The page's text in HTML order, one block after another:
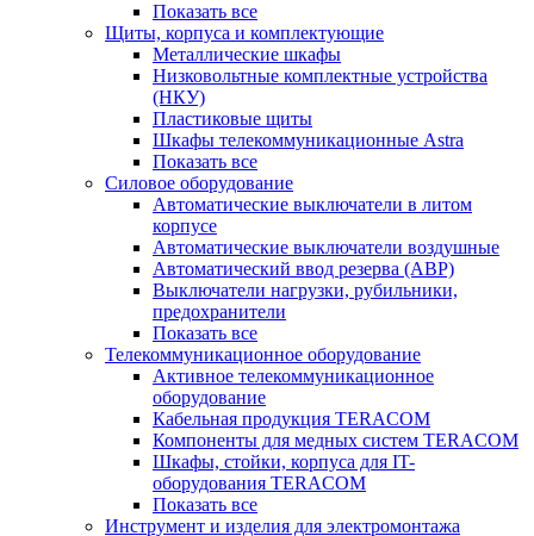
Показать все
Щиты, корпуса и комплектующие
Металлические шкафы
Низковольтные комплектные устройства
(НКУ)
Пластиковые щиты
Шкафы телекоммуникационные Astra
Показать все
Силовое оборудование
Автоматические выключатели в литом
корпусе
Автоматические выключатели воздушные
Автоматический ввод резерва (АВР)
Выключатели нагрузки, рубильники,
предохранители
Показать все
Телекоммуникационное оборудование
Активное телекоммуникационное
оборудование
Кабельная продукция TERACOM
Компоненты для медных систем TERACOM
Шкафы, стойки, корпуса для IT-
оборудования TERACOM
Показать все
Инструмент и изделия для электромонтажа